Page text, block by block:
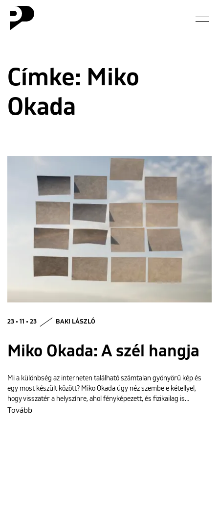
Galéria
Rólunk
ENGLISH
Címke: Miko
Okada
23 • 11 • 23 BAKI LÁSZLÓ
Miko Okada: A szél hangja
Mi a különbség az interneten található számtalan gyönyörű kép és
egy most készült között? Miko Okada úgy néz szembe e kétellyel,
hogy visszatér a helyszínre, ahol fényképezett, és fizikailag is…
Tovább